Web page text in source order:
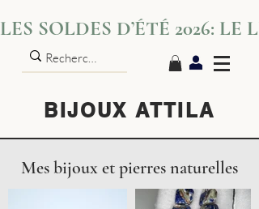
BIJOUX ATTILA
LES SOLDES D’ÉTÉ 2026:
Mes bijoux et pierres naturelles